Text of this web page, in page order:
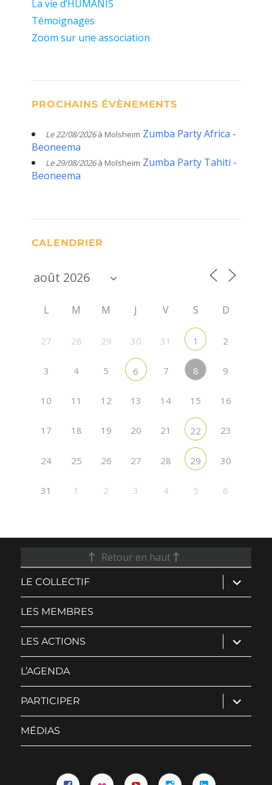
La vie d’HUMANIS
Témoignages
Zoom sur une association
PROCHAINS ÉVÈNEMENTS
Le 22/08/2026à Molsheim Zumba Party Africa -
Beoneema
Le 29/08/2026à Molsheim Zumba Party Tahiti -
Beoneema
CALENDRIER
L M M J V S D
27 28 29 30 31 1 2
3 4 5 6 7 8 9
10 11 12 13 14 15 16
17 18 19 20 21 22 23
24 25 26 27 28 29 30
31 1 2 3 4 5 6
Retour en haut
LE COLLECTIF ouvrir
le
sous-
LES MEMBRES
LES ACTIONS ouvrir
le
sous-
L’AGENDA
PARTICIPER ouvrir
le
sous-
MÉDIAS